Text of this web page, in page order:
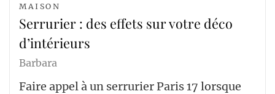
MAISON
Serrurier : des effets sur votre déco
d’intérieurs
Barbara
Faire appel à un serrurier Paris 17 lorsque